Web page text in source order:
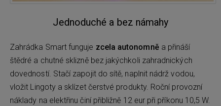
Jednoduché a bez námahy
Zahrádka Smart funguje zcela autonomně a přináší
štědré a chutné sklizně bez jakýchkoli zahradnických
dovedností. Stačí zapojit do sítě, naplnit nádrž vodou,
vložit Lingoty a sklízet čerstvé produkty. Roční provozní
náklady na elektřinu činí přibližně 12 eur při příkonu 10,5 W.